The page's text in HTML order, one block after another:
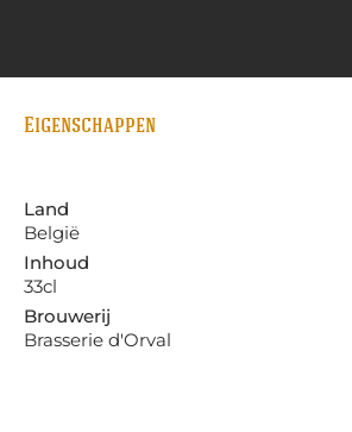
Eigenschappen
Land
België
Inhoud
33cl
Brouwerij
Brasserie d'Orval